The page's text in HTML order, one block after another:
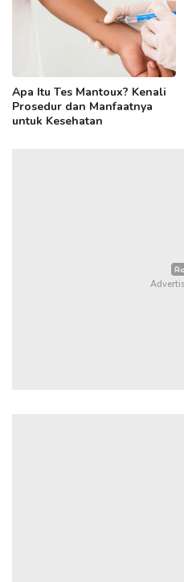
Apa Itu Tes Mantoux? Kenali
Prosedur dan Manfaatnya
untuk Kesehatan